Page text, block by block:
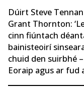
Dúirt Steve
Grant Thornton:
cinn fiúntach
bainisteoirí
chuid den suirbhé
Eoraip agus ar fud